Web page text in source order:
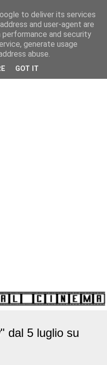
dal 5 luglio su
to deliver its services
and user-agent are
and security
generate usage
abuse.
GOT IT